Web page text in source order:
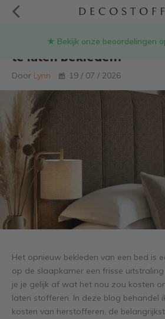
★ Bekijk onze beoordelingen
Hoeveel kost het om een
te laten bekleden?
Door Lynn 19 / 07 / 2026
Het opnieuw bekleden van een bed is
op de slaapkamer een frisse
je je gelijk af wat het nou zou kosten
laten stofferen. In deze blog behandel
kosten van herstofferen, de